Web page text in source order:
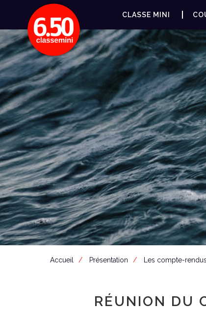
CLASSE MINI
Accueil Présentation Les compte-
RÉUNION DU